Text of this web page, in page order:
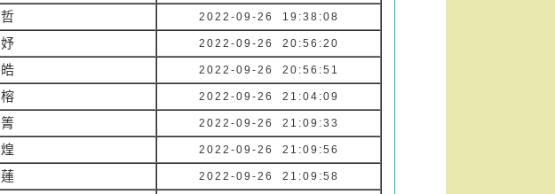
哲 2022-09-26 19:38:08
妤 2022-09-26 20:56:20
皓 2022-09-26 20:56:51
榕 2022-09-26 21:04:09
箐 2022-09-26 21:09:33
煌 2022-09-26 21:09:56
蓮 2022-09-26 21:09:58